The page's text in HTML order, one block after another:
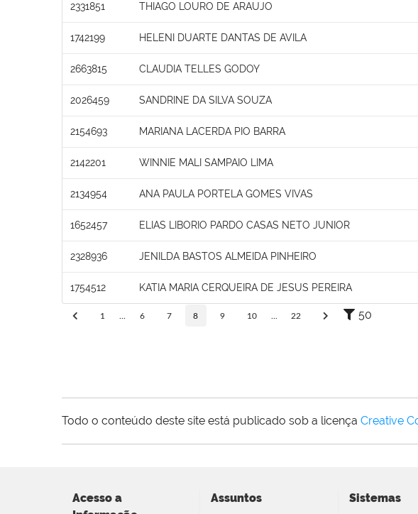
2331851 THIAGO LOURO DE ARAUJO
1742199 HELENI DUARTE DANTAS DE AVILA
2663815 CLAUDIA TELLES GODOY
2026459 SANDRINE DA SILVA SOUZA
2154693 MARIANA LACERDA PIO BARRA
2142201 WINNIE MALI SAMPAIO LIMA
2134954 ANA PAULA PORTELA GOMES VIVAS
1652457 ELIAS LIBORIO PARDO CASAS NETO JUNIOR
2328936 JENILDA BASTOS ALMEIDA PINHEIRO
1754512 KATIA MARIA CERQUEIRA DE JESUS PEREIRA
1 6 7 8 9 10 22 50
Todo o conteúdo deste site está publicado sob a licença Creative
Acesso a
Assuntos Sistemas